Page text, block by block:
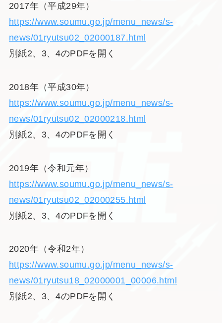
2017年（平成29年）
https://www.soumu.go.jp/menu_news/s-
news/01ryutsu02_02000187.html
別紙2、3、4のPDFを開く
2018年（平成30年）
https://www.soumu.go.jp/menu_news/s-
news/01ryutsu02_02000218.html
別紙2、3、4のPDFを開く
2019年（令和元年）
https://www.soumu.go.jp/menu_news/s-
news/01ryutsu02_02000255.html
別紙2、3、4のPDFを開く
2020年（令和2年）
https://www.soumu.go.jp/menu_news/s-
news/01ryutsu18_02000001_00006.html
別紙2、3、4のPDFを開く